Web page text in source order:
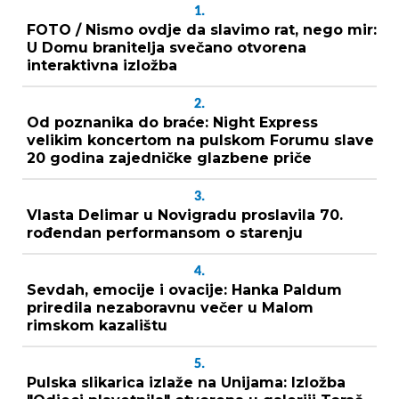
1.
FOTO / Nismo ovdje da slavimo rat, nego mir:
U Domu branitelja svečano otvorena
interaktivna izložba
2.
Od poznanika do braće: Night Express
velikim koncertom na pulskom Forumu slave
20 godina zajedničke glazbene priče
3.
Vlasta Delimar u Novigradu proslavila 70.
rođendan performansom o starenju
4.
Sevdah, emocije i ovacije: Hanka Paldum
priredila nezaboravnu večer u Malom
rimskom kazalištu
5.
Pulska slikarica izlaže na Unijama: Izložba